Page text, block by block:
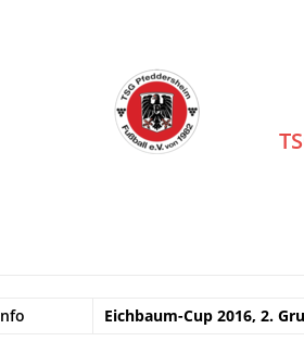
Eichbaum-Cup 2016, 2.